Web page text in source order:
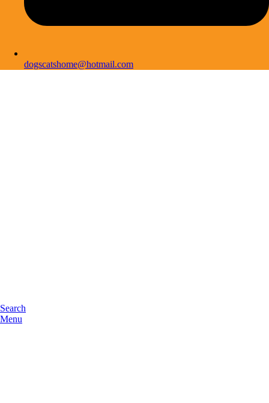
dogscatshome@hotmail.com
Search
Menu